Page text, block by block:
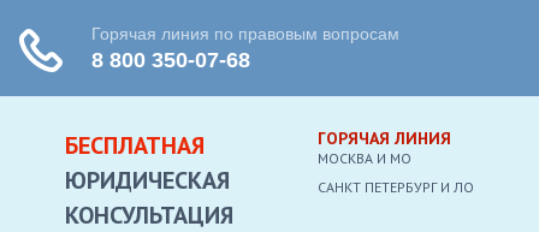
БЕСПЛАТНАЯ
ЮРИДИЧЕСКАЯ
КОНСУЛЬТАЦИЯ
ГОРЯЧАЯ ЛИНИЯ
МОСКВА И МО
CАНКТ ПЕТЕРБУРГ И ЛО